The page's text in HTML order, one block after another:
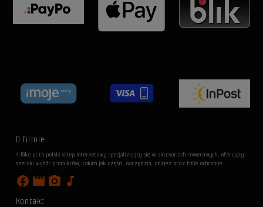
O firmie
4-Bike.pl to polski sklep internetowy specjalizujący się w akcesoriach rowerowych, oferujący
szeroki wybór produktów, takich jak części, narzędzia, odzież oraz folie ochronne.
facebook movie photo_camera music_note
Kontakt